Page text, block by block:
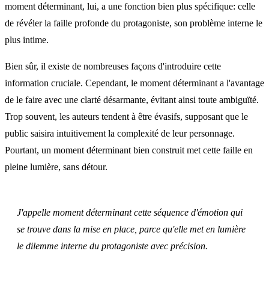
moment déterminant, lui, a une fonction bien plus spécifique: celle
de révéler la faille profonde du protagoniste, son problème interne le
plus intime.
Bien sûr, il existe de nombreuses façons d'introduire cette
information cruciale. Cependant, le moment déterminant a l'avantage
de le faire avec une clarté désarmante, évitant ainsi toute ambiguïté.
Trop souvent, les auteurs tendent à être évasifs, supposant que le
public saisira intuitivement la complexité de leur personnage.
Pourtant, un moment déterminant bien construit met cette faille en
pleine lumière, sans détour.
J'appelle moment déterminant cette séquence d'émotion qui
se trouve dans la mise en place, parce qu'elle met en lumière
le dilemme interne du protagoniste avec précision.